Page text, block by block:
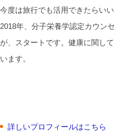
今度は旅行でも活用できたらいい
2018年、分子栄養学認定カウン
が、スタートです。健康に関し
います。
詳しいプロフィールはこちら